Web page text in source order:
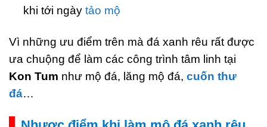
khi tới ngàytảo mộ
Vì những ưu điểm trên mà đá xanh rêu rất được
ưa chuộng để làm các công trình tâm linh tại
Kon Tum như mộ đá, lăng mộ đá, cuốn thư
đá…